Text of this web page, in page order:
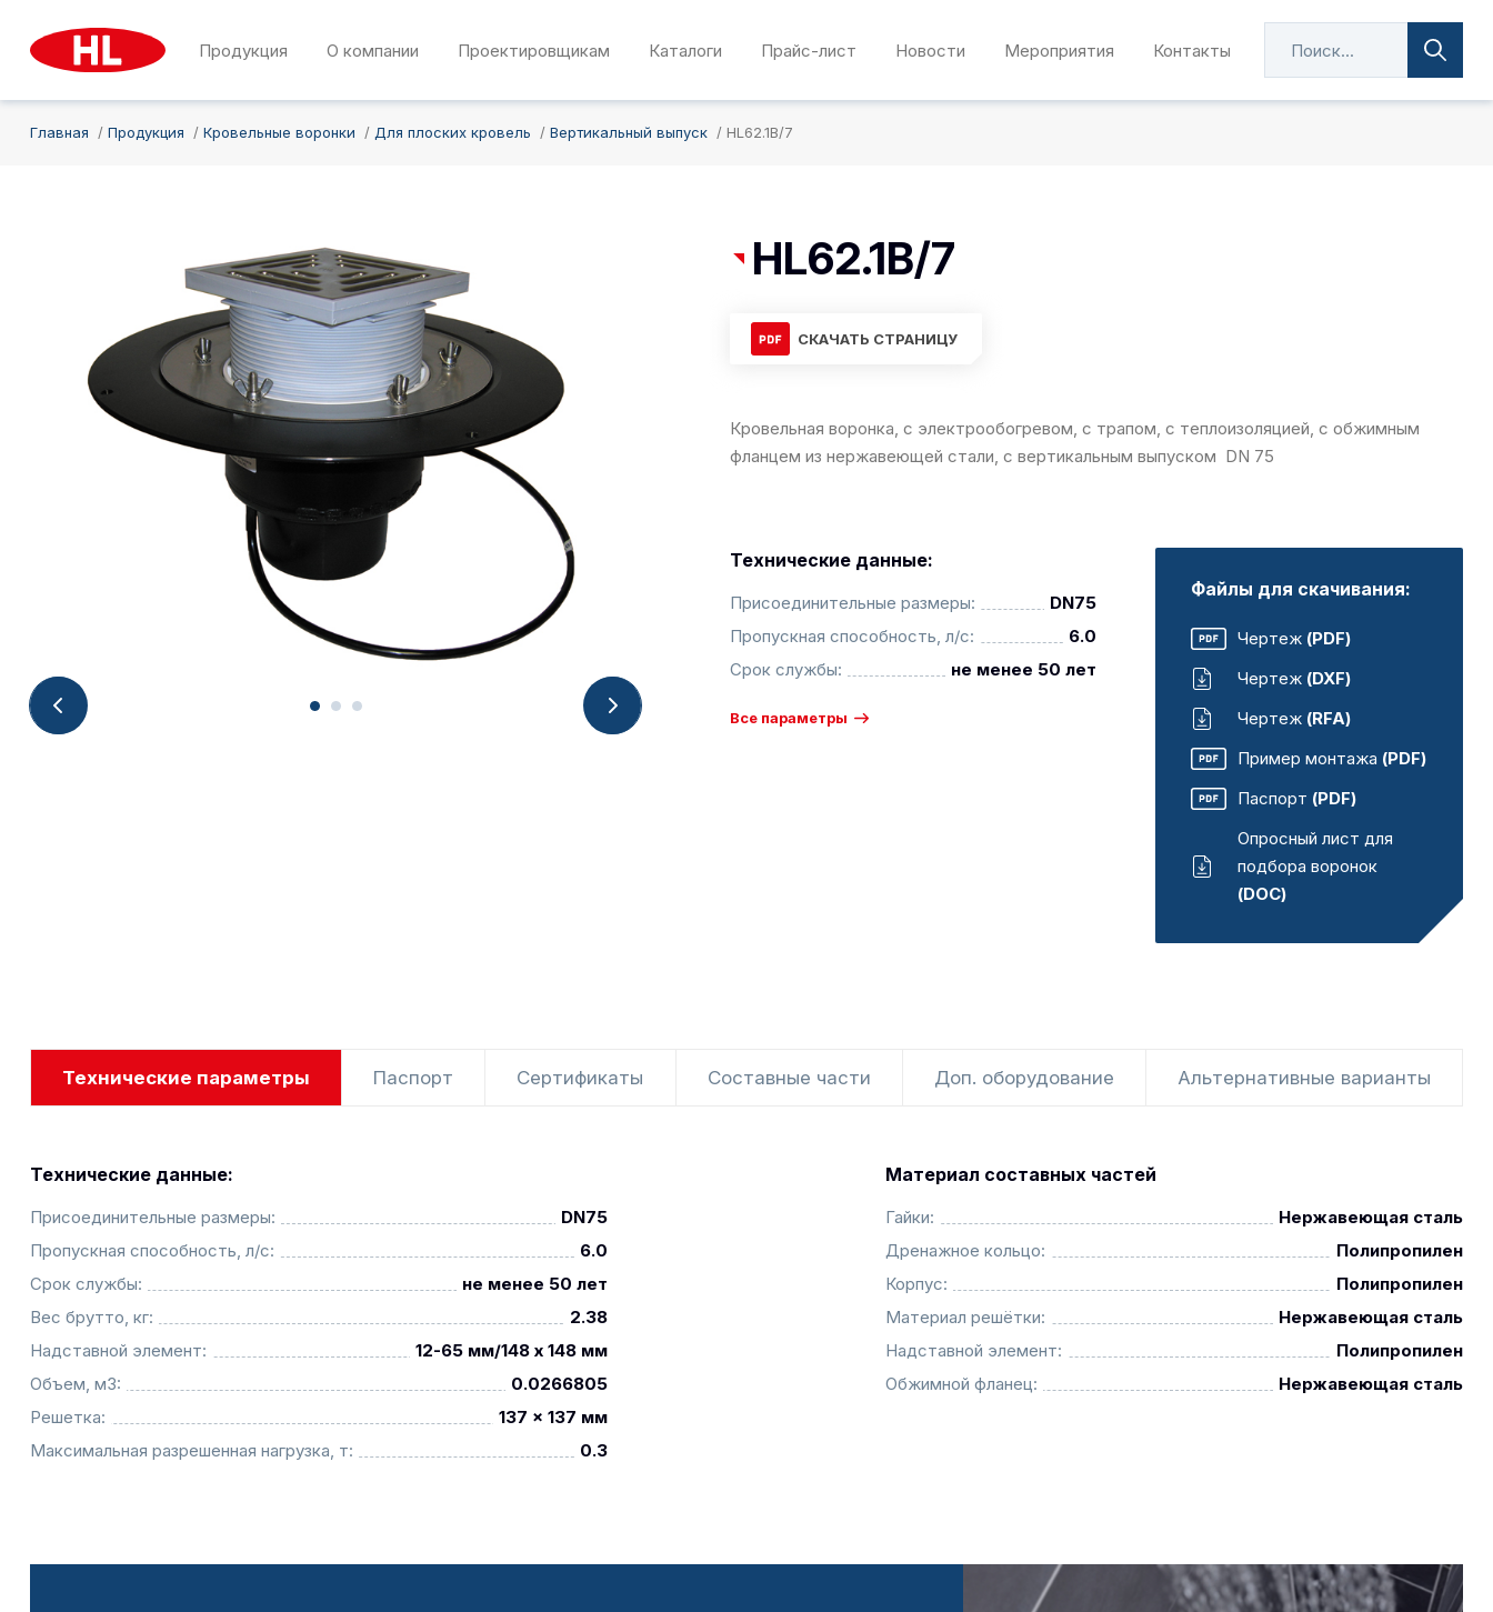
Продукция О компании Проектировщикам Каталоги Прайс-лист Новости Мероприятия Контакты
Главная Продукция Кровельные воронки Для плоских кровель Вертикальный выпуск HL62.1B/7
HL62.1B/7
СКАЧАТЬ СТРАНИЦУ
Кровельная воронка, с электрообогревом, с трапом, с теплоизоляцией, с обжимным
фланцем из нержавеющей стали, с вертикальным выпуском DN 75
Технические данные:
Присоединительные размеры:
DN75
Пропускная способность, л/с:
6.0
Срок службы:
не менее 50 лет
Все параметры
Файлы для скачивания:
Чертеж (PDF)
Чертеж (DXF)
Чертеж (RFA)
Пример монтажа (PDF)
Паспорт (PDF)
Опросный лист для
подбора воронок
(DOC)
Технические параметры Паспорт Сертификаты Составные части Доп. оборудование Альтернативные варианты
Технические данные:
Присоединительные размеры:
DN75
Пропускная способность, л/с:
6.0
Срок службы:
не менее 50 лет
Вес брутто, кг:
2.38
Надставной элемент:
12-65 мм/148 x 148 мм
Объем, м3:
0.0266805
Решетка:
137 x 137 мм
Максимальная разрешенная нагрузка, т:
0.3
Материал составных частей
Гайки:
Нержавеющая сталь
Дренажное кольцо:
Полипропилен
Корпус:
Полипропилен
Материал решётки:
Нержавеющая сталь
Надставной элемент:
Полипропилен
Обжимной фланец:
Нержавеющая сталь